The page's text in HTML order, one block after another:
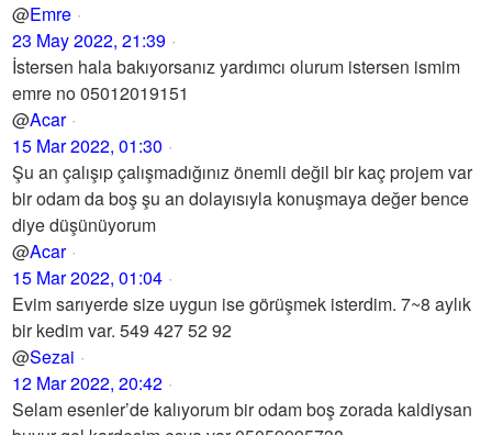
@Emre
23 May 2022, 21:39
İstersen hala bakıyorsanız yardımcı olurum istersen ismim
emre no 05012019151
@Acar
15 Mar 2022, 01:30
Şu an çalışıp çalışmadığınız önemli değil bir kaç projem var
bir odam da boş şu an dolayısıyla konuşmaya değer bence
diye düşünüyorum
@Acar
15 Mar 2022, 01:04
Evim sarıyerde size uygun ise görüşmek isterdim. 7~8 aylık
bir kedim var. 549 427 52 92
@Sezai
12 Mar 2022, 20:42
Selam esenler’de kalıyorum bir odam boş zorada kaldiysan